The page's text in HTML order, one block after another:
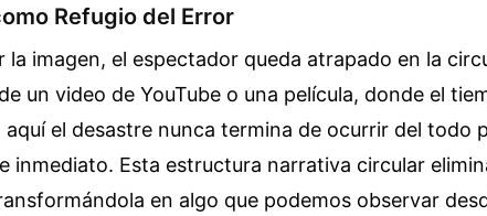
Refugio del Error
la imagen, el espectador queda atrapado en la
un video de YouTube o una película, donde el
aquí el desastre nunca termina de ocurrir del todo
inmediato. Esta estructura narrativa circular
en algo que podemos observar